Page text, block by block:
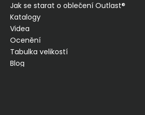
Jak se starat o oblečení Outlast®
Katalogy
Videa
Ocenění
Tabulka velikostí
Blog